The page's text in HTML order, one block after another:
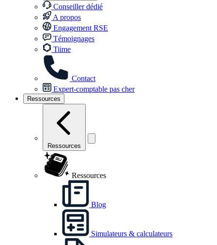
Conseiller dédié
A propos
Engagement RSE
Témoignages
Tiime
Contact
Expert-comptable pas cher
Ressources
Ressources
Ressources
Blog
Simulateurs & calculateurs